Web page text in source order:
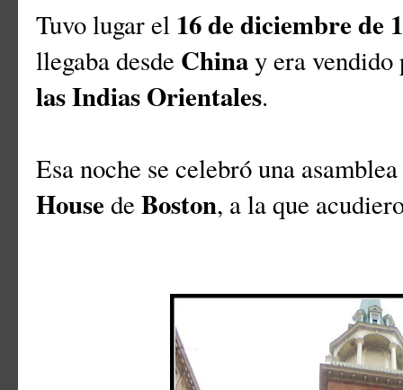
Tuvo lugar el 16 de diciembre de
llegaba desde Chinay era
las Indias Orientales.
Esa noche se celebró una
House de Boston, a la que